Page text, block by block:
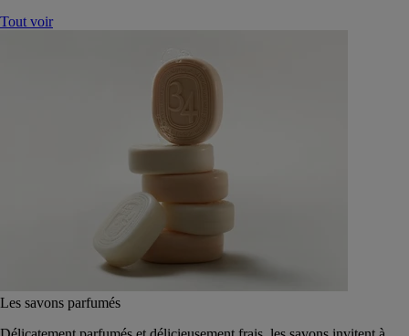
Tout voir
Les savons parfumés